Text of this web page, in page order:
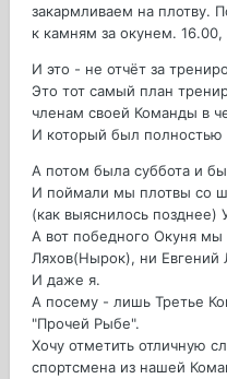
закармливаем на плотву.
к камням за окунем. 16.00,
И это - не отчёт за
Это тот самый план
членам своей Команды в
И который был
А потом была суббота и
И поймали мы плотвы со
(как выяснилось позднее)
А вот победного Окуня
Ляхов(Нырок), ни Евгений
И даже я.
А посему - лишь Третье
"Прочей Рыбе".
Хочу отметить отличную
спортсмена из нашей